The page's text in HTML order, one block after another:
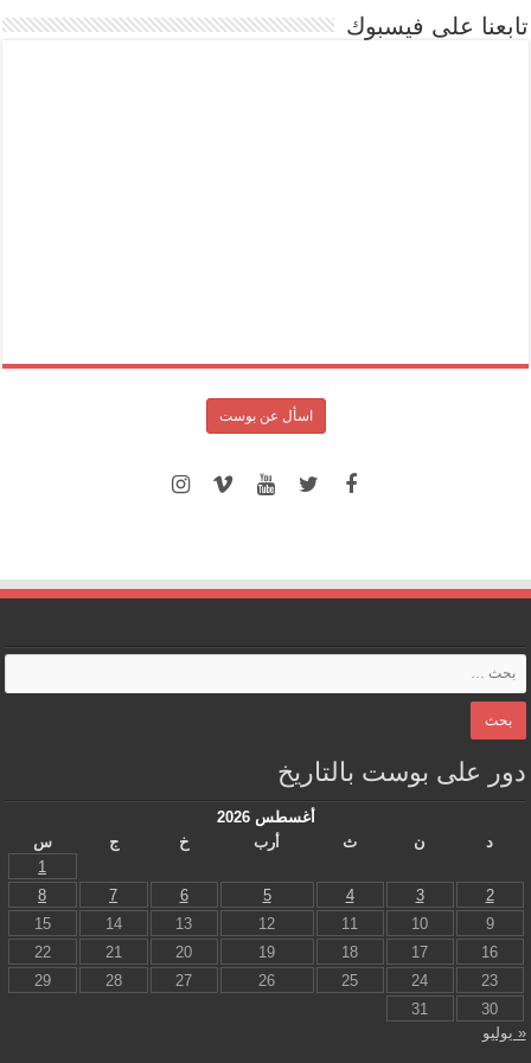
تابعنا على فيسبوك
اسأل عن بوست
دور على بوست بالتاريخ
أغسطس 2026
د
ن ث أرب خ ج
س
1
2
3
4
5
6
7
8
9
10
11
12
13
14
15
16
17
18
19
20
21
22
23
24
25
26
27
28
29
30
31
« يوليو